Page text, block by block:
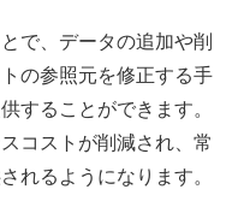
で、データの追加や削
の参照元を修正する手
することができます。
コストが削減され、常
れるようになります。